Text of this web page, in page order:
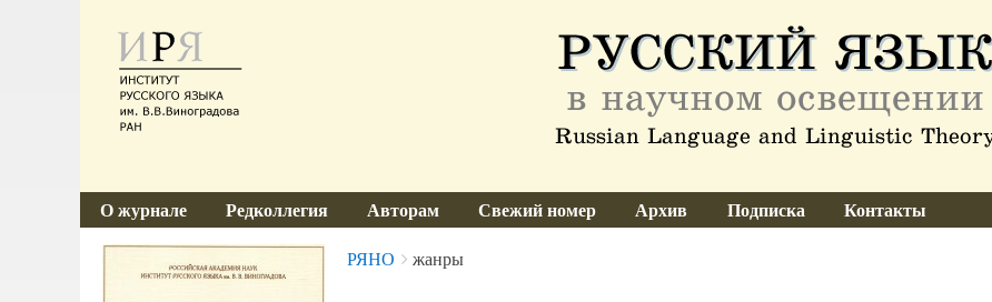
О журнале Редколлегия Авторам Свежий номер Архив Подписка Контакты
Breadcrumbs
You
РЯНО жанры